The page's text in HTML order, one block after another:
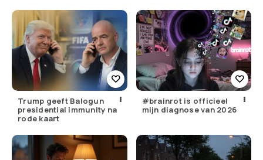
Trump geeft Balogun
presidential immunity na
rode kaart
#brainrot is officieel
mijn diagnose van 2026